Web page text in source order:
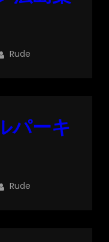
Rude
パーキ
Rude